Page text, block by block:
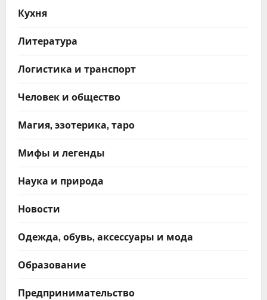
Кухня
Литература
Логистика и транспорт
Человек и общество
Магия, эзотерика, таро
Мифы и легенды
Наука и природа
Новости
Одежда, обувь, аксессуары и мода
Образование
Предпринимательство